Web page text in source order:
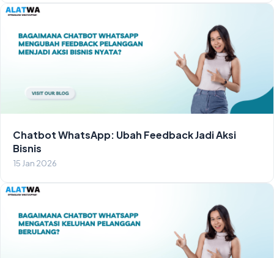
Chatbot WhatsApp: Ubah Feedback Jadi Aksi
Bisnis
15 Jan 2026